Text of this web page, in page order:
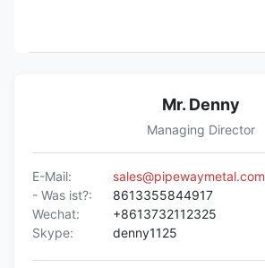
Mr. Denny
Managing Director
E-Mail:
sales@pipewaymetal.com
- Was ist?:
8613355844917
Wechat:
+8613732112325
Skype:
denny1125